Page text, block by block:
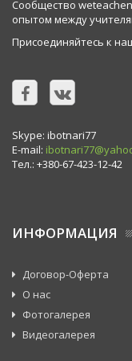
Сообщество
опытом между
Присоединяйтесь к
Skype: ibotnari77
E-mail:
Тел.: +380-67-423-12-42
ИНФОРМАЦИЯ
Договор-Оферта
О нас
Фотогалерея
Видеогалерея